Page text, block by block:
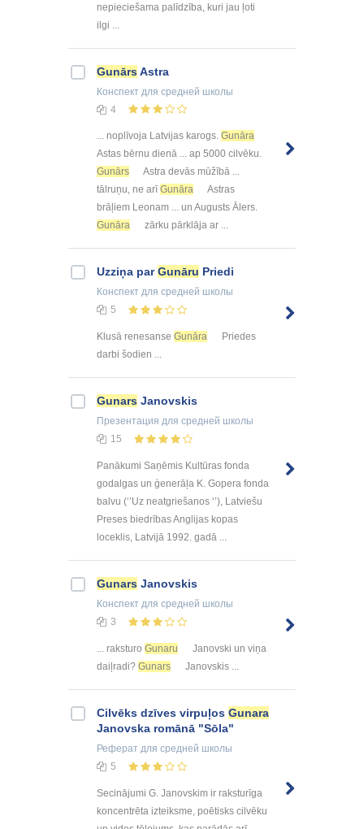
nepieciešama palīdzība, kuri jau ļoti
ilgi ...
GunārsAstra
Конспект для средней школы
4
... noplīvoja Latvijas karogs. Gunāra
Astas bērnu dienā ... ap 5000 cilvēku.
Gunārs
Astra devās mūžībā ...
tālruņu, ne arīGunāra
Astras
brāļiem Leonam ... un Augusts Ālers.
Gunāra
zārku pārklāja ar ...
Uzziņa parGunāru Priedi
Конспект для средней школы
5
Klusā renesanse Gunāra
Priedes
darbi šodien ...
Gunars Janovskis
Презентация для средней школы
15
Panākumi Saņēmis Kultūras fonda
godalgas un ģenerāļa K. Gopera fonda
balvu (‘’Uz neatgriešanos ‘’), Latviešu
Preses biedrības Anglijas kopas
loceklis, Latvijā 1992. gadā ...
Gunars Janovskis
Конспект для средней школы
3
... raksturo Gunaru
Janovski un viņa
daiļradi? Gunars Janovskis ...
Cilvēks dzīves virpuļos Gunara
Janovska romānā "Sōla"
Реферат для средней школы
5
Secinājumi G. Janovskim ir raksturīga
koncentrēta izteiksme, poētisks cilvēku